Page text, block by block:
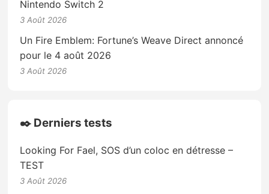
Nintendo Switch 2
3 Août 2026
Un Fire Emblem: Fortune’s Weave Direct annoncé
pour le 4 août 2026
3 Août 2026
✒️ Derniers tests
Looking For Fael, SOS d’un coloc en détresse –
TEST
3 Août 2026